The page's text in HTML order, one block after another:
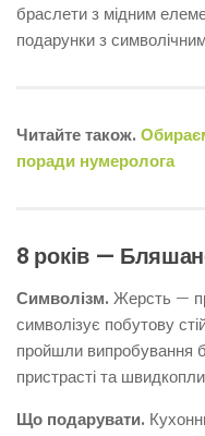
браслети з мідним
подарунки з
Читайте також.
поради нумеролога
8 років —
Символізм. Жерсть —
символізує побутову
пройшли випробування
пристрасті та
Що подарувати.